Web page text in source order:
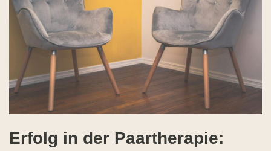
Erfolg in der Paartherapie: